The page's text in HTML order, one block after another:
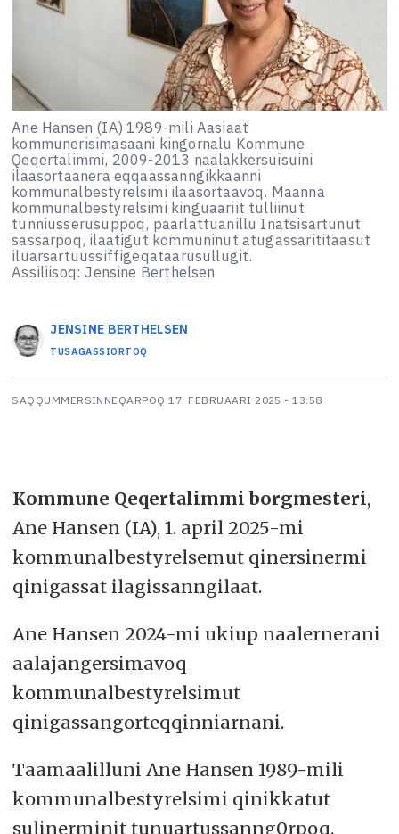
Ane Hansen (IA) 1989-mili Aasiaat
kommunerisimasaani kingornalu Kommune
Qeqertalimmi, 2009-2013 naalakkersuisuini
ilaasortaanera eqqaassanngikkaanni
kommunalbestyrelsimi ilaasortaavoq. Maanna
kommunalbestyrelsimi kinguaariit tulliinut
tunniusserusuppoq, paarlattuanillu Inatsisartunut
sassarpoq, ilaatigut kommuninut atugassarititaasut
iluarsartuussiffigeqataarusullugit.
Assiliisoq: Jensine Berthelsen
JENSINE BERTHELSEN
TUSAGASSIORTOQ
SAQQUMMERSINNEQARPOQ 17. FEBRUAARI 2025 - 13:58
Kommune Qeqertalimmi borgmesteri,
Ane Hansen (IA), 1. april 2025-mi
kommunalbestyrelsemut qinersinermi
qinigassat ilagissanngilaat.
Ane Hansen 2024-mi ukiup naalernerani
aalajangersimavoq
kommunalbestyrelsimut
qinigassangorteqqinniarnani.
Taamaalilluni Ane Hansen 1989-mili
kommunalbestyrelsimi qinikkatut
sulinerminit tunuartussanng0rpoq.